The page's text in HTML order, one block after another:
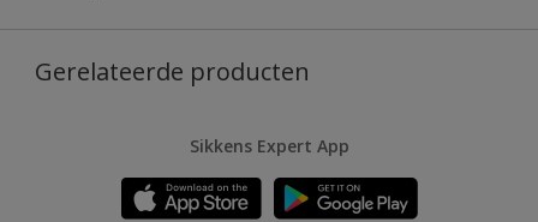
Gerelateerde producten
Sikkens Expert App